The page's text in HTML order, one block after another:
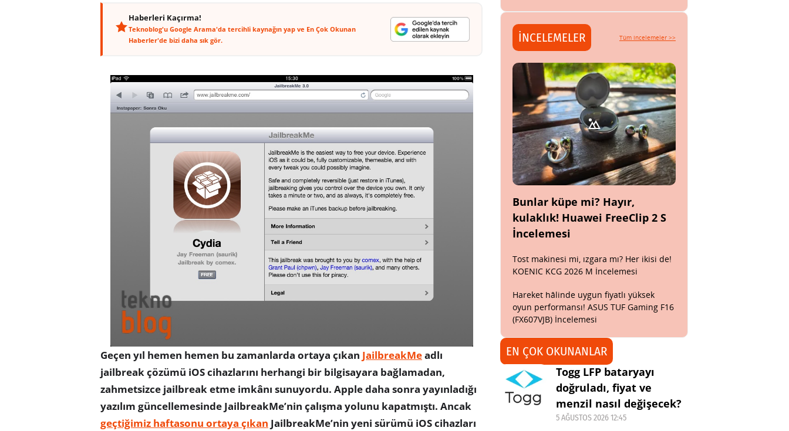
Haberleri Kaçırma!
Teknoblog'u Google Arama'da tercihli kaynağın yap ve En Çok Okunan
Haberler'de bizi daha sık gör.
Geçen yıl hemen hemen bu zamanlarda ortaya çıkan JailbreakMeadlı
jailbreak çözümü iOS cihazlarını herhangi bir bilgisayara bağlamadan,
zahmetsizce jailbreak etme imkânı sunuyordu. Apple daha sonra yayınladığı
yazılım güncellemesinde JailbreakMe’nin çalışma yolunu kapatmıştı. Ancak
geçtiğimiz haftasonu ortaya çıkan JailbreakMe’nin yeni sürümü iOS cihazları
İNCELEMELER Tüm incelemeler >>
Bunlar küpe mi? Hayır,
kulaklık! Huawei FreeClip 2 S
İncelemesi
Tost makinesi mi, ızgara mı? Her ikisi de!
KOENIC KCG 2026 M İncelemesi
Hareket hâlinde uygun fiyatlı yüksek
oyun performansı! ASUS TUF Gaming F16
(FX607VJB) İncelemesi
EN ÇOK OKUNANLAR
Togg LFP bataryayı
doğruladı, fiyat ve
menzil nasıl değişecek?
5 AĞUSTOS 2026 12:45